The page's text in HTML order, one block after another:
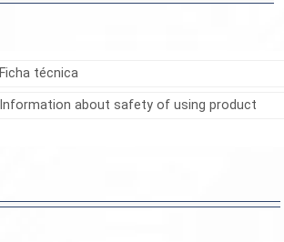
Ficha técnica
Information about safety of using product